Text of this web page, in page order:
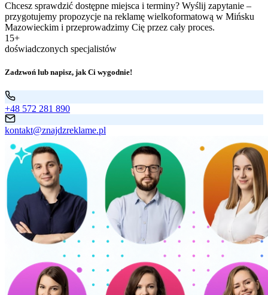
Chcesz sprawdzić dostępne miejsca i terminy? Wyślij zapytanie –
przygotujemy propozycje na reklamę wielkoformatową w Mińsku
Mazowieckim i przeprowadzimy Cię przez cały proces.
15+
doświadczonych specjalistów
Zadzwoń lub napisz, jak Ci wygodnie!
+48 572 281 890
kontakt@znajdzreklame.pl